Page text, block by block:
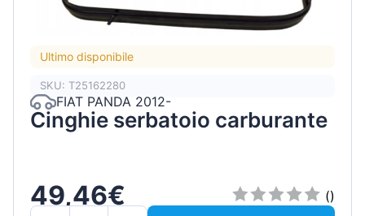
Ultimo disponibile
SKU: T25162280
FIAT PANDA 2012-
Cinghie serbatoio carburante
49,46€
()